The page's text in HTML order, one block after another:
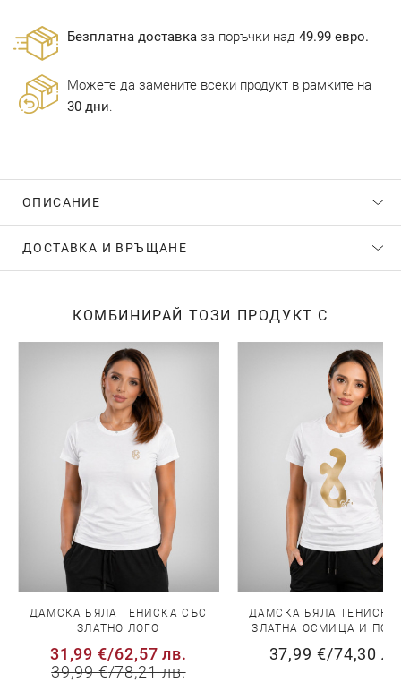
Безплатна доставка за поръчки над 49.99 евро.
Можете да замените всеки продукт в рамките на
30 дни.
ОПИСАНИЕ
ДОСТАВКА И ВРЪЩАНЕ
КОМБИНИРАЙ ТОЗИ ПРОДУКТ С
ДАМСКА БЯЛА ТЕНИСКА СЪС
ЗЛАТНО ЛОГО
31,99 €/62,57 лв.
39,99 €/78,21 лв.
ДАМСКА БЯЛА ТЕНИСКА
ЗЛАТНА ОСМИЦА И
37,99 €/74,30